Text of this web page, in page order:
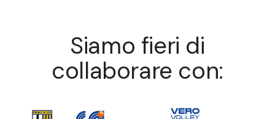
Siamo fieri di
collaborare con: